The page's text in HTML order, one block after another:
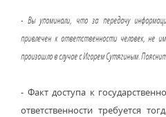
- Вы упоминали, что за передачу
привлечен к ответственности человек, не
произошло в случае с Игорем Сутягиным.
- Факт доступа к
ответственности требуется